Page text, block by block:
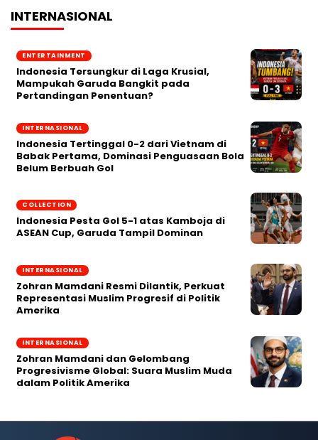
INTERNASIONAL
ENTERTAINMENT
Indonesia Tersungkur di Laga Krusial,
Mampukah Garuda Bangkit pada
Pertandingan Penentuan?
INTERNASIONAL
Indonesia Tertinggal 0-2 dari Vietnam di
Babak Pertama, Dominasi Penguasaan Bola
Belum Berbuah Gol
COLLECTION
Indonesia Pesta Gol 5-1 atas Kamboja di
ASEAN Cup, Garuda Tampil Dominan
INTERNASIONAL
Zohran Mamdani Resmi Dilantik, Perkuat
Representasi Muslim Progresif di Politik
Amerika
INTERNASIONAL
Zohran Mamdani dan Gelombang
Progresivisme Global: Suara Muslim Muda
dalam Politik Amerika